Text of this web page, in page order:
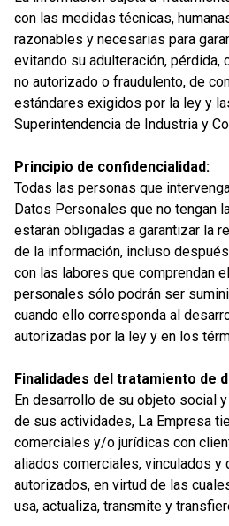
con las medidas técnicas,
razonables y necesarias para
evitando su adulteración, pérdida,
no autorizado o fraudulento, de
estándares exigidos por la ley y
Superintendencia de Industria y
Principio de confidencialidad:
Todas las personas que
Datos Personales que no tengan
estarán obligadas a garantizar la
de la información, incluso
con las labores que comprendan
personales sólo podrán ser
cuando ello corresponda al
autorizadas por la ley y en los
Finalidades del tratamiento de
En desarrollo de su objeto social
de sus actividades, La Empresa
comerciales y/o jurídicas con
aliados comerciales, vinculados y
autorizados, en virtud de las
usa, actualiza, transmite y